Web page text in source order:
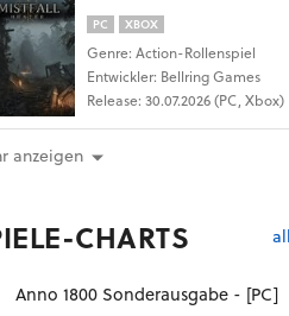
PC XBOX
Genre: Action-Rollenspiel
Entwickler: Bellring Games
Release: 30.07.2026 (PC, Xbox)
anzeigen
CHARTS
Anno 1800 Sonderausgabe - [PC]